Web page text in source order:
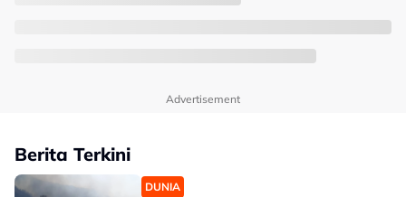
Advertisement
Berita Terkini
DUNIA